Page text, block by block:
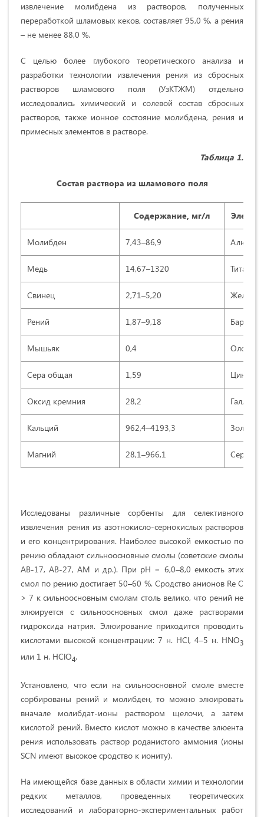
извлечение молибдена из растворов, полученных
переработкой шламовых кеков, составляет 95,0 %, а рения
– не менее 88,0 %.
С целью более глубокого теоретического анализа и
разработки технологии извлечения рения из сбросных
растворов шламового поля (УзКТЖМ) отдельно
исследовались химический и солевой состав сбросных
растворов, также ионное состояние молибдена, рения и
примесных элементов в растворе.
Таблица 1.
Состав раствора из шламового поля
Содержание, мг/л
Молибден 7,43–86,9
Медь 14,67–1320 Титан
Свинец 2,71–5,20 Железо
Рений 1,87–9,18 Барий
Мышьяк 0,4 Олово
Сера общая 1,59 Цинк
Оксид кремния 28,2 Галлий
Кальций 962,4–4193,3 Золото,
Магний 28,1–966,1
Исследованы различные сорбенты для селективного
извлечения рения из азотнокисло-сернокислых растворов
и его концентрирования. Наиболее высокой емкостью по
рению обладают сильноосновные смолы (советские смолы
АВ-17, АВ-27, AM и др.). При рН = 6,0–8,0 емкость этих
смол по рению достигает 50–60 %. Сродство анионов Re C
> 7 к сильноосновным смолам столь велико, что рений не
элюируется с сильноосновных смол даже растворами
гидроксида натрия. Элюирование приходится проводить
кислотами высокой концентрации: 7 н. HCl, 4–5 н. HNO3
или 1 н. НClO4.
Установлено, что если на сильноосновной смоле вместе
сорбированы рений и молибден, то можно элюировать
вначале молибдат-ионы раствором щелочи, а затем
кислотой рений. Вместо кислот можно в качестве элюента
рения использовать раствор роданистого аммония (ионы
SCN имеют высокое сродство к иониту).
На имеющейся базе данных в области химии и технологии
редких металлов, проведенных теоретических
исследований и лабораторно-экспериментальных работ